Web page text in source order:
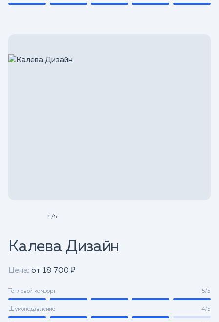
4/5
Калева Дизайн
Цена: от 18 700 ₽
Тепловой комфорт 5/5
Шумоподавление 4/5